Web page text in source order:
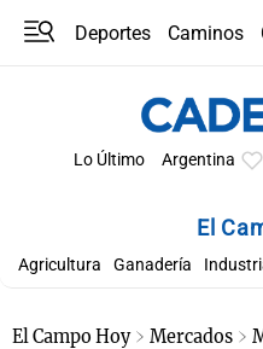
Deportes Caminos
Lo Último Argentina
El
Agricultura Ganadería
El Campo Hoy Mercados